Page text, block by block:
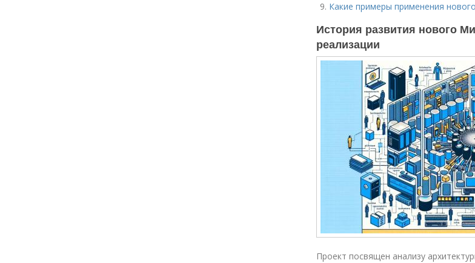
Какие примеры применения
История развития нового
реализации
Проект посвящен анализу